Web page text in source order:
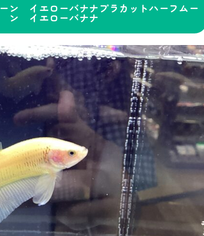
ン イエローバナナプラカットハーフムー
ン イエローバナナ